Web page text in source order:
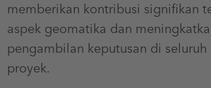
memberikan kontribusi signifikan
aspek geomatika dan
pengambilan keputusan di
proyek.